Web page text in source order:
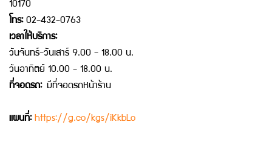
10170
โทร:02-432-0763
เวลาให้บริการ:
วันจันทร์-วันเสาร์ 9.00 - 18.00 น.
วันอาทิตย์ 10.00 - 18.00 น.
ที่จอดรถ:มีที่จอดรถหน้าร้าน
แผนที่: https://g.co/kgs/iKkbLo